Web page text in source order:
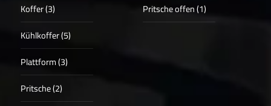
Koffer (3)
Kühlkoffer (5)
Plattform (3)
Pritsche (2)
Pritsche offen (1)